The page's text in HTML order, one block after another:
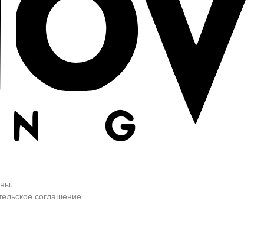
соглашение